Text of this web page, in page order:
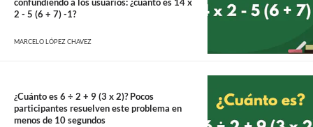
2 - 5 (6 + 7) -1?
MARCELO LÓPEZ CHAVEZ
¿Cuánto es 6 ÷ 2 + 9 (3 x 2)? Pocos
participantes resuelven este problema en
menos de 10 segundos